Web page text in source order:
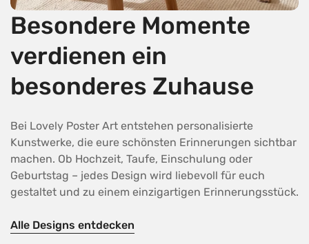
Besondere Momente
verdienen ein
besonderes Zuhause
Bei Lovely Poster Art entstehen personalisierte
Kunstwerke, die eure schönsten Erinnerungen sichtbar
machen. Ob Hochzeit, Taufe, Einschulung oder
Geburtstag – jedes Design wird liebevoll für euch
gestaltet und zu einem einzigartigen Erinnerungsstück.
Alle Designs entdecken